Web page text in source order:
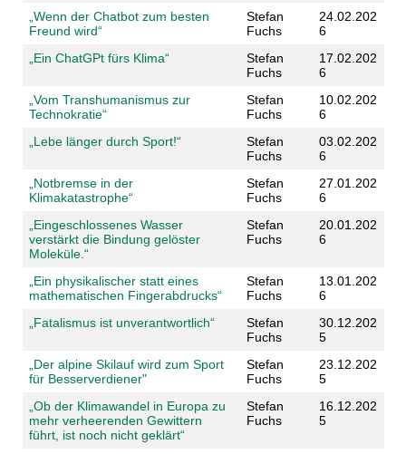
„Wenn der Chatbot zum besten
Freund wird“
Stefan
Fuchs
24.02.202
6
„Ein ChatGPt fürs Klima“
Stefan
Fuchs
17.02.202
6
„Vom Transhumanismus zur
Technokratie“
Stefan
Fuchs
10.02.202
6
„Lebe länger durch Sport!“
Stefan
Fuchs
03.02.202
6
„Notbremse in der
Klimakatastrophe“
Stefan
Fuchs
27.01.202
6
„Eingeschlossenes Wasser
verstärkt die Bindung gelöster
Moleküle.“
Stefan
Fuchs
20.01.202
6
„Ein physikalischer statt eines
mathematischen Fingerabdrucks“
Stefan
Fuchs
13.01.202
6
„Fatalismus ist unverantwortlich“
Stefan
Fuchs
30.12.202
5
„Der alpine Skilauf wird zum Sport
für Besserverdiener"
Stefan
Fuchs
23.12.202
5
„Ob der Klimawandel in Europa zu
mehr verheerenden Gewittern
führt, ist noch nicht geklärt“
Stefan
Fuchs
16.12.202
5